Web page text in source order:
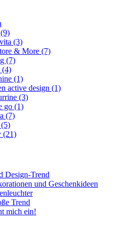
(3)
& More (7)
(7)
(4)
(1)
active design (1)
(3)
go (1)
(7)
(21)
Design-Trend
und Geschenkideen
Trend
mich ein!